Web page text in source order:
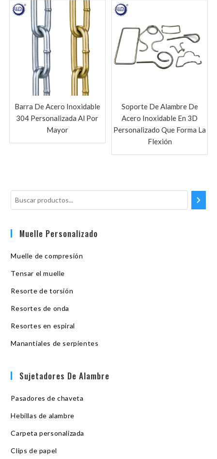
Barra De Acero Inoxidable
304 Personalizada Al Por
Mayor
Soporte De Alambre De
Acero Inoxidable En 3D
Personalizado Que Forma La
Flexión
Muelle Personalizado
Muelle de compresión
Tensar el muelle
Resorte de torsión
Resortes de onda
Resortes en espiral
Manantiales de serpientes
Sujetadores De Alambre
Pasadores de chaveta
Hebillas de alambre
Carpeta personalizada
Clips de papel